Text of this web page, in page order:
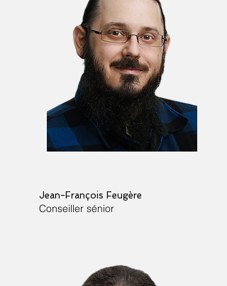
Jean-François Feugère
Conseiller sénior